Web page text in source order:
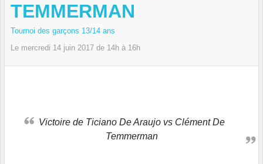
TEMMERMAN
Tournoi des garçons 13/14 ans
Le mercredi 14 juin 2017 de 14h à 16h
Victoire de Ticiano De Araujo vs Clément De
Temmerman